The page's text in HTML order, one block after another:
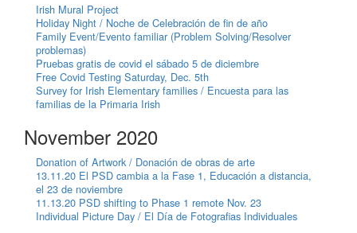
Irish Mural Project
Holiday Night / Noche de Celebración de fin de año
Family Event/Evento familiar (Problem Solving/Resolver
problemas)
Pruebas gratis de covid el sábado 5 de diciembre
Free Covid Testing Saturday, Dec. 5th
Survey for Irish Elementary families / Encuesta para las
familias de la Primaria Irish
November 2020
Donation of Artwork / Donación de obras de arte
13.11.20 El PSD cambia a la Fase 1, Educación a distancia,
el 23 de noviembre
11.13.20 PSD shifting to Phase 1 remote Nov. 23
Individual Picture Day / El Día de Fotografias Individuales